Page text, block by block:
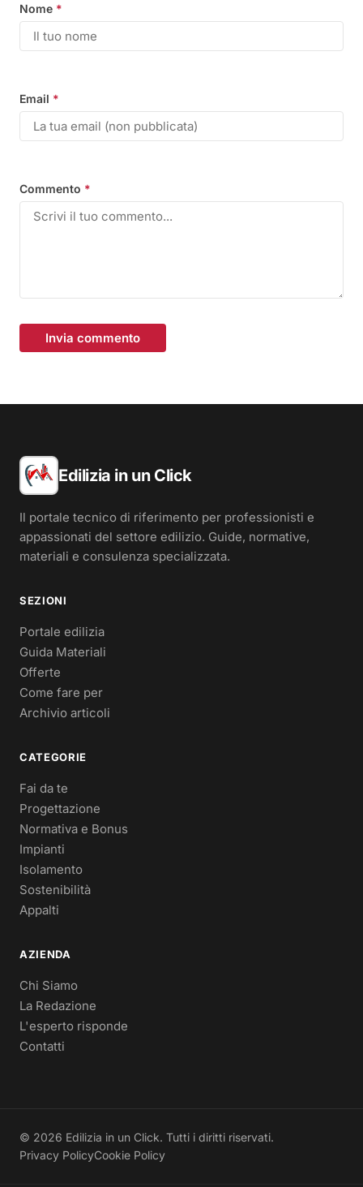
Nome *
Email *
Commento *
Invia commento
Edilizia in un Click
Il portale tecnico di riferimento per professionisti e
appassionati del settore edilizio. Guide, normative,
materiali e consulenza specializzata.
SEZIONI
Portale edilizia
Guida Materiali
Offerte
Come fare per
Archivio articoli
CATEGORIE
Fai da te
Progettazione
Normativa e Bonus
Impianti
Isolamento
Sostenibilità
Appalti
AZIENDA
Chi Siamo
La Redazione
L'esperto risponde
Contatti
© 2026 Edilizia in un Click. Tutti i diritti riservati.
Privacy PolicyCookie Policy